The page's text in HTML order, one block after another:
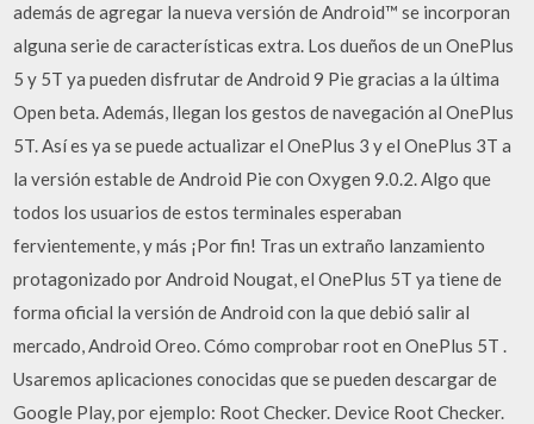
además de agregar la nueva versión de Android™ se incorporan
alguna serie de características extra. Los dueños de un OnePlus
5 y 5T ya pueden disfrutar de Android 9 Pie gracias a la última
Open beta. Además, llegan los gestos de navegación al OnePlus
5T. Así es ya se puede actualizar el OnePlus 3 y el OnePlus 3T a
la versión estable de Android Pie con Oxygen 9.0.2. Algo que
todos los usuarios de estos terminales esperaban
fervientemente, y más ¡Por fin! Tras un extraño lanzamiento
protagonizado por Android Nougat, el OnePlus 5T ya tiene de
forma oficial la versión de Android con la que debió salir al
mercado, Android Oreo. Cómo comprobar root en OnePlus 5T .
Usaremos aplicaciones conocidas que se pueden descargar de
Google Play, por ejemplo: Root Checker. Device Root Checker.